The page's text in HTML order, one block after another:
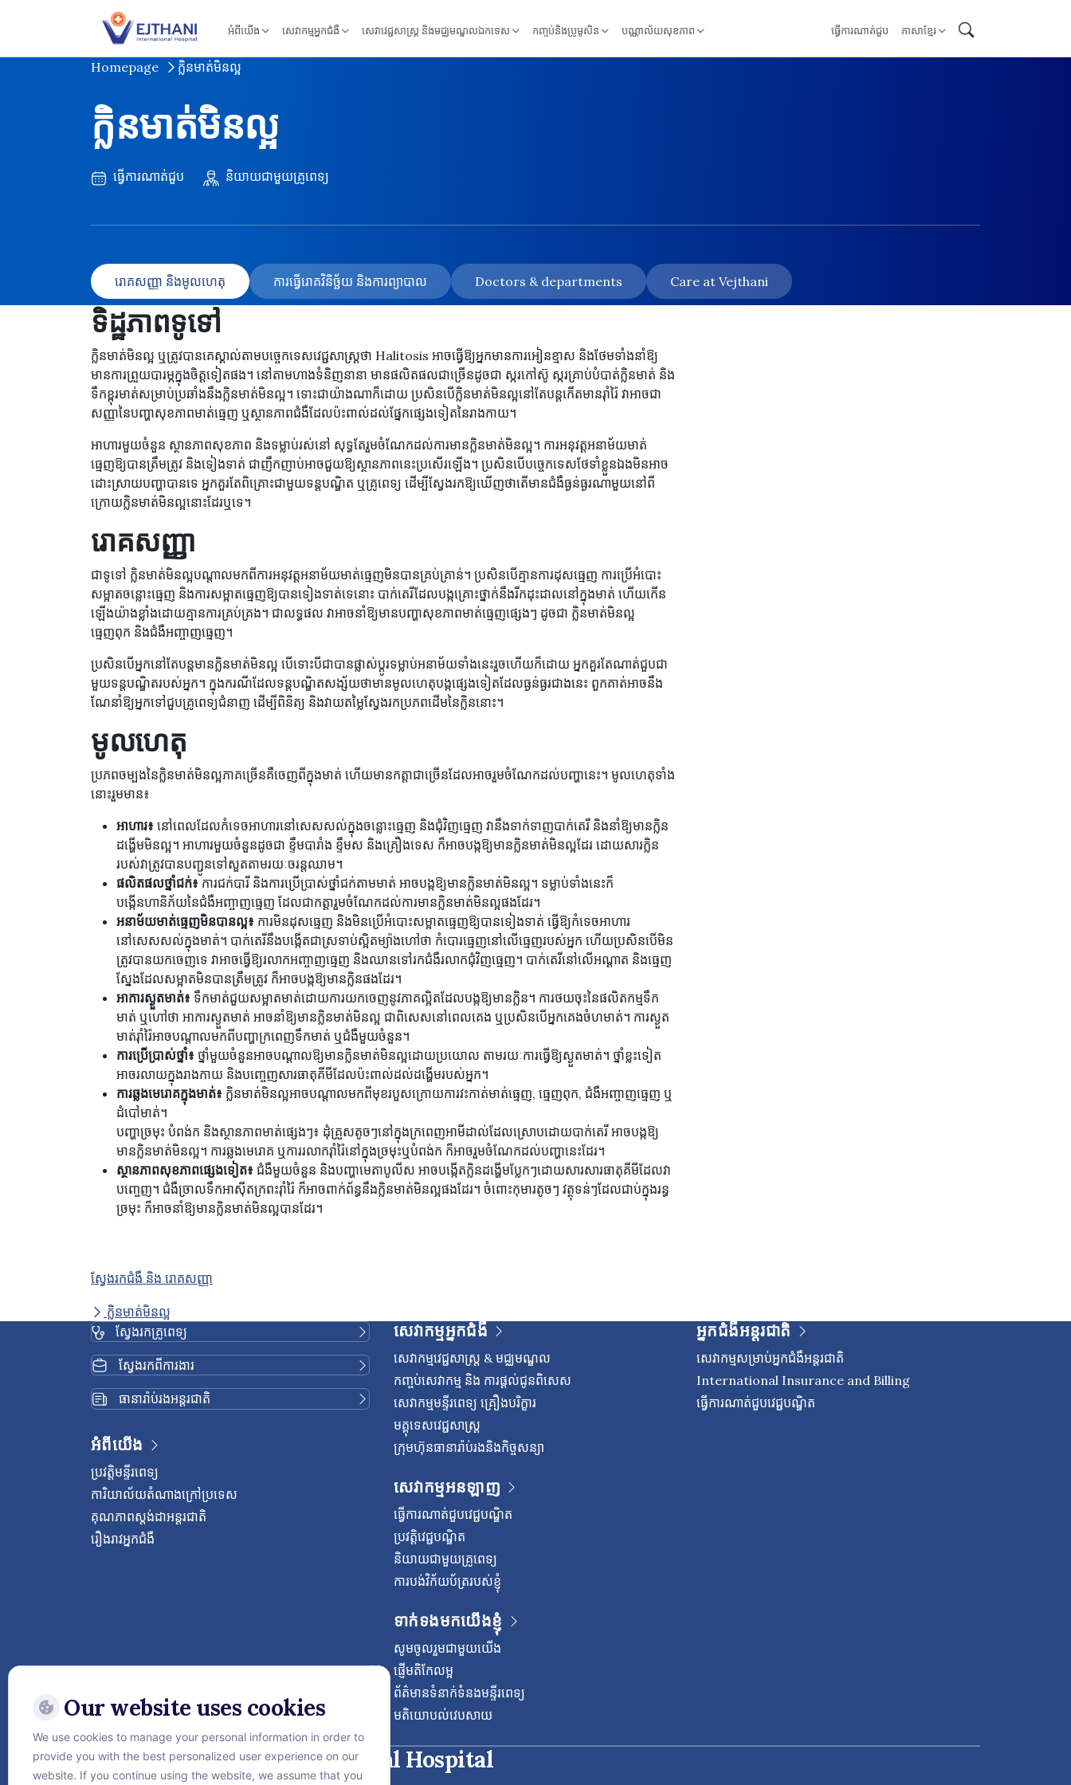
អំពីយើង សេវាកម្មអ្នកជំងឺ សេវាវេជ្ជសាស្ត្រ និងមជ្ឈមណ្ឌលឯកទេស កញ្ចប់និងប្រូមូសិន បណ្ណាល័យសុខភាព ធ្វើការណាត់ជួប ភាសាខ្មែរ
Homepage ក្លិនមាត់មិនល្អ
ក្លិនមាត់មិនល្អ
ធ្វើការណាត់ជួប និយាយជាមួយគ្រូពេទ្យ
រោគសញ្ញា និងមូលហេតុ ការធ្វើរោគវិនិច្ឆ័យ និងការព្យាបាល Doctors & departments Care at Vejthani
ទិដ្ឋភាពទូទៅ
ក្លិនមាត់មិនល្អ ឬត្រូវបានគេស្គាល់តាមបច្ចេកទេសវេជ្ជសាស្ត្រថា Halitosis អាចធ្វើឱ្យអ្នកមានការអៀនខ្មាស និងថែមទាំងនាំឱ្យ
មានការព្រួយបារម្ភក្នុងចិត្តទៀតផង។ នៅតាមហាងទំនិញនានា មានផលិតផលជាច្រើនដូចជា ស្ករកៅស៊ូ ស្ករគ្រាប់បំបាត់ក្លិនមាត់ និង
ទឹកខ្ពុរមាត់សម្រាប់ប្រឆាំងនឹងក្លិនមាត់មិនល្អ។ ទោះជាយ៉ាងណាក៏ដោយ ប្រសិនបើក្លិនមាត់មិនល្អនៅតែបន្តកើតមានរ៉ាំរ៉ៃ វាអាចជា
សញ្ញានៃបញ្ហាសុខភាពមាត់ធ្មេញ ឬស្ថានភាពជំងឺដែលប៉ះពាល់ដល់ផ្នែកផ្សេងទៀតនៃរាងកាយ។
អាហារមួយចំនួន ស្ថានភាពសុខភាព និងទម្លាប់រស់នៅ សុទ្ធតែរួមចំណែកដល់ការមានក្លិនមាត់មិនល្អ។ ការអនុវត្តអនាម័យមាត់
ធ្មេញឱ្យបានត្រឹមត្រូវ និងទៀងទាត់ ជាញឹកញាប់អាចជួយឱ្យស្ថានភាពនេះប្រសើរឡើង។ ប្រសិនបើបច្ចេកទេសថែទាំខ្លួនឯងមិនអាច
ដោះស្រាយបញ្ហាបានទេ អ្នកគួរតែពិគ្រោះជាមួយទន្តបណ្ឌិត ឬគ្រូពេទ្យ ដើម្បីស្វែងរកឱ្យឃើញថាតើមានជំងឺធ្ងន់ធ្ងរណាមួយនៅពី
ក្រោយក្លិនមាត់មិនល្អនោះដែរឬទេ។
រោគសញ្ញា
ជាទូទៅ ក្លិនមាត់មិនល្អបណ្តាលមកពីការអនុវត្តអនាម័យមាត់ធ្មេញមិនបានគ្រប់គ្រាន់។ ប្រសិនបើគ្មានការដុសធ្មេញ ការប្រើអំបោះ
សម្អាតចន្លោះធ្មេញ និងការសម្អាតធ្មេញឱ្យបានទៀងទាត់ទេនោះ បាក់តេរីដែលបង្កគ្រោះថ្នាក់នឹងរីកដុះដាលនៅក្នុងមាត់ ហើយកើន
ឡើងយ៉ាងខ្លាំងដោយគ្មានការគ្រប់គ្រង។ ជាលទ្ធផល វាអាចនាំឱ្យមានបញ្ហាសុខភាពមាត់ធ្មេញផ្សេងៗ ដូចជា ក្លិនមាត់មិនល្អ
ធ្មេញពុក និងជំងឺអញ្ចាញធ្មេញ។
ប្រសិនបើអ្នកនៅតែបន្តមានក្លិនមាត់មិនល្អ បើទោះបីជាបានផ្លាស់ប្តូរទម្លាប់អនាម័យទាំងនេះរួចហើយក៏ដោយ អ្នកគួរតែណាត់ជួបជា
មួយទន្តបណ្ឌិតរបស់អ្នក។ ក្នុងករណីដែលទន្តបណ្ឌិតសង្ស័យថាមានមូលហេតុបង្កផ្សេងទៀតដែលធ្ងន់ធ្ងរជាងនេះ ពួកគាត់អាចនឹង
ណែនាំឱ្យអ្នកទៅជួបគ្រូពេទ្យជំនាញ ដើម្បីពិនិត្យ និងវាយតម្លៃស្វែងរកប្រភពដើមនៃក្លិននោះ។
មូលហេតុ
ប្រភពចម្បងនៃក្លិនមាត់មិនល្អភាគច្រើនគឺចេញពីក្នុងមាត់ ហើយមានកត្តាជាច្រើនដែលអាចរួមចំណែកដល់បញ្ហានេះ។ មូលហេតុទាំង
នោះរួមមាន៖
អាហារ៖ នៅពេលដែលកំទេចអាហារនៅសេសសល់ក្នុងចន្លោះធ្មេញ និងជុំវិញធ្មេញ វានឹងទាក់ទាញបាក់តេរី និងនាំឱ្យមានក្លិន
ដង្ហើមមិនល្អ។ អាហារមួយចំនួនដូចជា ខ្ទឹមបារាំង ខ្ទឹមស និងគ្រឿងទេស ក៏អាចបង្កឱ្យមានក្លិនមាត់មិនល្អដែរ ដោយសារក្លិន
របស់វាត្រូវបានបញ្ជូនទៅសួតតាមរយៈចរន្តឈាម។
ផលិតផលថ្នាំជក់៖ ការជក់បារី និងការប្រើប្រាស់ថ្នាំជក់តាមមាត់ អាចបង្កឱ្យមានក្លិនមាត់មិនល្អ។ ទម្លាប់ទាំងនេះក៏
បង្កើនហានិភ័យនៃជំងឺអញ្ចាញធ្មេញ ដែលជាកត្តារួមចំណែកដល់ការមានក្លិនមាត់មិនល្អផងដែរ។
អនាម័យមាត់ធ្មេញមិនបានល្អ៖ ការមិនដុសធ្មេញ និងមិនប្រើអំបោះសម្អាតធ្មេញឱ្យបានទៀងទាត់ ធ្វើឱ្យកំទេចអាហារ
នៅសេសសល់ក្នុងមាត់។ បាក់តេរីនឹងបង្កើតជាស្រទាប់ស្អិតម្យ៉ាងហៅថា កំបោរធ្មេញនៅលើធ្មេញរបស់អ្នក ហើយប្រសិនបើមិន
ត្រូវបានយកចេញទេ វាអាចធ្វើឱ្យរលាកអញ្ចាញធ្មេញ និងឈានទៅរកជំងឺរលាកជុំវិញធ្មេញ។ បាក់តេរីនៅលើអណ្តាត និងធ្មេញ
ស្នែងដែលសម្អាតមិនបានត្រឹមត្រូវ ក៏អាចបង្កឱ្យមានក្លិនផងដែរ។
អាការស្ងួតមាត់៖ ទឹកមាត់ជួយសម្អាតមាត់ដោយការយកចេញនូវភាគល្អិតដែលបង្កឱ្យមានក្លិន។ ការថយចុះនៃផលិតកម្មទឹក
មាត់ ឬហៅថា អាការស្ងួតមាត់ អាចនាំឱ្យមានក្លិនមាត់មិនល្អ ជាពិសេសនៅពេលគេង ឬប្រសិនបើអ្នកគេងចំហមាត់។ ការស្ងួត
មាត់រ៉ាំរ៉ៃអាចបណ្តាលមកពីបញ្ហាក្រពេញទឹកមាត់ ឬជំងឺមួយចំនួន។
ការប្រើប្រាស់ថ្នាំ៖ ថ្នាំមួយចំនួនអាចបណ្តាលឱ្យមានក្លិនមាត់មិនល្អដោយប្រយោល តាមរយៈការធ្វើឱ្យស្ងួតមាត់។ ថ្នាំខ្លះទៀត
អាចរលាយក្នុងរាងកាយ និងបញ្ចេញសារធាតុគីមីដែលប៉ះពាល់ដល់ដង្ហើមរបស់អ្នក។
ការឆ្លងមេរោគក្នុងមាត់៖ ក្លិនមាត់មិនល្អអាចបណ្តាលមកពីមុខរបួសក្រោយការវះកាត់មាត់ធ្មេញ, ធ្មេញពុក, ជំងឺអញ្ចាញធ្មេញ ឬ
ដំបៅមាត់។
បញ្ហាច្រមុះ បំពង់ក និងស្ថានភាពមាត់ផ្សេងៗ៖ ដុំគ្រួសតូចៗនៅក្នុងក្រពេញអាមីដាល់ដែលស្រោបដោយបាក់តេរី អាចបង្កឱ្យ
មានក្លិនមាត់មិនល្អ។ ការឆ្លងមេរោគ ឬការរលាករ៉ាំរ៉ៃនៅក្នុងច្រមុះឬបំពង់ក ក៏អាចរួមចំណែកដល់បញ្ហានេះដែរ។
ស្ថានភាពសុខភាពផ្សេងទៀត៖ ជំងឺមួយចំនួន និងបញ្ហាមេតាបូលីស អាចបង្កើតក្លិនដង្ហើមប្លែកៗដោយសារសារធាតុគីមីដែលវា
បញ្ចេញ។ ជំងឺច្រាលទឹកអាស៊ីតក្រពះរ៉ាំរ៉ៃ ក៏អាចពាក់ព័ន្ធនឹងក្លិនមាត់មិនល្អផងដែរ។ ចំពោះកុមារតូចៗ វត្ថុទន់ៗដែលជាប់ក្នុងរន្ធ
ច្រមុះ ក៏អាចនាំឱ្យមានក្លិនមាត់មិនល្អបានដែរ។
ស្វែងរកជំងឺ និង រោគសញ្ញា
ក្លិនមាត់មិនល្អ
ស្វែងរកគ្រូពេទ្យ
ស្វែងរកពីការងារ
ធានារ៉ាប់រងអន្តរជាតិ
អំពីយើង
ប្រវត្តិមន្ទីរពេទ្យ
ការិយាល័យតំណាងក្រៅប្រទេស
គុណភាពស្តង់ដាអន្តរជាតិ
រឿងរាវអ្នកជំងឺ
សេវាកម្មអ្នកជំងឺ
សេវាកម្មវេជ្ជសាស្រ្ត & មជ្ឈមណ្ឌល
កញ្ចប់សេវាកម្ម និង ការផ្តល់ជូនពិសេស
សេវាកម្មមន្ទីរពេទ្យ គ្រឿងបរិក្ខារ
មគ្គុទេសវេជ្ជសាស្ត្រ
ក្រុមហ៊ុនធានារ៉ាប់រងនិងកិច្ចសន្យា
សេវាកម្មអនឡាញ
ធ្វើការណាត់ជួបវេជ្ជបណ្ឌិត
ប្រវត្តិវេជ្ជបណ្ឌិត
និយាយជាមួយគ្រូពេទ្យ
ការបង់វិក័យប័ត្ររបស់ខ្ញុំ
ទាក់ទងមកយើងខ្ញុំ
សូមចូលរួមជាមួយយើង
ផ្ញើមតិកែលម្អ
ព័ត៌មានទំនាក់ទំនងមន្ទីរពេទ្យ
មតិយោបល់វេបសាយ
អ្នកជំងឺអន្តរជាតិ
សេវាកម្មសម្រាប់អ្នកជំងឺអន្តរជាតិ
International Insurance and Billing
ធ្វើការណាត់ជួបវេជ្ជបណ្ឌិត
Follow Vejthani International Hospital
Our website uses cookies
We use cookies to manage your personal information in order to
provide you with the best personalized user experience on our
website. If you continue using the website, we assume that you